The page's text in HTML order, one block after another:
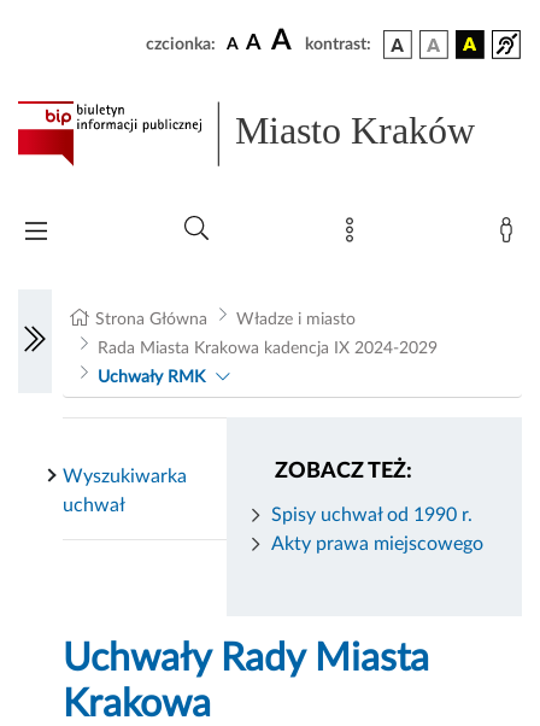
czcionka: A A A kontrast:
Miasto Kraków
Strona Główna
Władze i miasto
Rada Miasta Krakowa kadencja IX 2024-2029
Uchwały RMK
ZOBACZ TEŻ:
Spisy uchwał od 1990 r.
Akty prawa miejscowego
Wyszukiwarka
uchwał
Uchwały Rady Miasta
Krakowa